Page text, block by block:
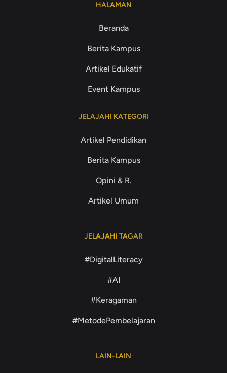
HALAMAN
Beranda
Berita Kampus
Artikel Edukatif
Event Kampus
JELAJAHI KATEGORI
Artikel Pendidikan
Berita Kampus
Opini & R.
Artikel Umum
JELAJAHI TAGAR
#DigitalLiteracy
#AI
#Keragaman
#MetodePembelajaran
LAIN-LAIN